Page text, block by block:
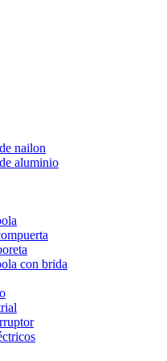
nailon
aluminio
con brida